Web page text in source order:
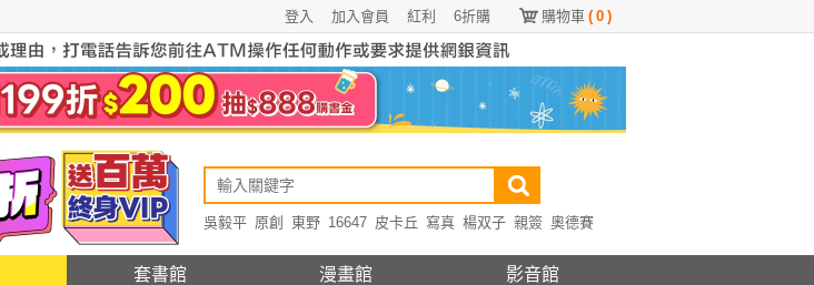
購物車 ( 0 )
6折購
紅利
加入會員
登入
吳毅平 原創 東野 16647 皮卡丘 寫真 楊双子 親簽 奧德賽
套書館 漫畫館 影音館